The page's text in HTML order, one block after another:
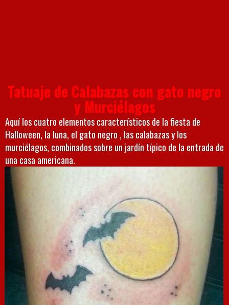
Tatuaje de Calabazas con gato negro
y Murciélagos
Aquí los cuatro elementos característicos de la fiesta de
Halloween, la luna, el gato negro , las calabazas y los
murciélagos, combinados sobre un jardín típico de la entrada de
una casa americana.